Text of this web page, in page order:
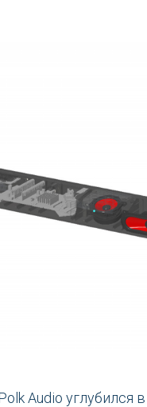
Audio углубился